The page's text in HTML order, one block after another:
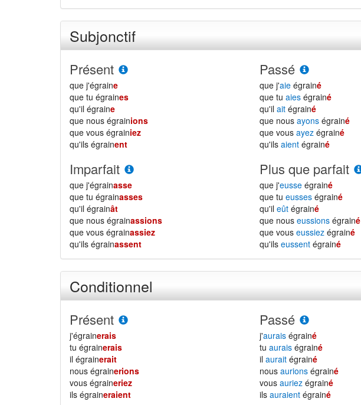
Subjonctif
Présent
que j'égraine
que tu égraines
qu'il égraine
que nous égrainions
que vous égrainiez
qu'ils égrainent
Passé
que j'aie égrainé
que tuaies égrainé
qu'ilait égrainé
que nousayons égrainé
que vousayez égrainé
qu'ilsaient égrainé
Imparfait
que j'égrainasse
que tu égrainasses
qu'il égrainât
que nous égrainassions
que vous égrainassiez
qu'ils égrainassent
Plus que parfait
que j'eusse égrainé
que tueusses égrainé
qu'ileût égrainé
que nouseussions égrainé
que vouseussiez égrainé
qu'ilseussent égrainé
Conditionnel
Présent
j'égrainerais
tu égrainerais
il égrainerait
nous égrainerions
vous égraineriez
ils égraineraient
Passé
j'aurais égrainé
tuaurais égrainé
ilaurait égrainé
nousaurions égrainé
vousauriez égrainé
ilsauraient égrainé